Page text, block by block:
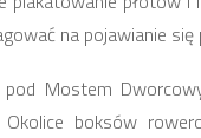
na pojawianie
pod Mostem
Okolice boksów